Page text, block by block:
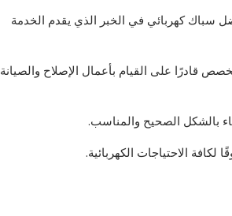
سباك كهربائي في الخبر الذي يقدم الخدمة
قادرًا على القيام بأعمال الإصلاح والصيانة
بالشكل الصحيح والمناسب.
لكافة الاحتياجات الكهربائية.